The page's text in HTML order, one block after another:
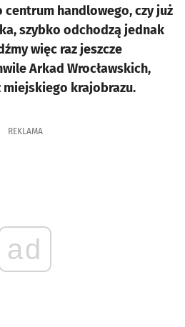
handlowego, czy już
szybko odchodzą jednak
więc raz jeszcze
Arkad Wrocławskich,
miejskiego krajobrazu.
REKLAMA
ad